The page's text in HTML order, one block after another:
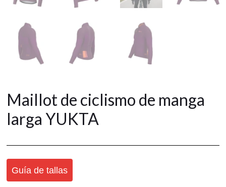
Maillot de ciclismo de manga
larga YUKTA
Guía de tallas